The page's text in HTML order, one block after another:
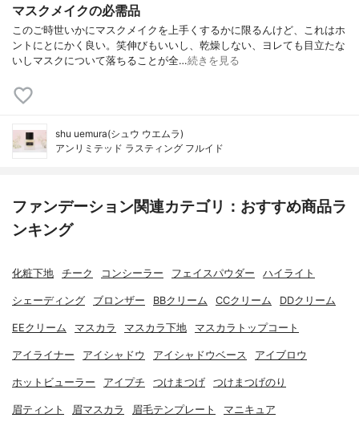
マスクメイクの必需品
このご時世いかにマスクメイクを上手くするかに限るんけど、これはホ
ントにとにかく良い。笑伸びもいいし、乾燥しない、ヨレても目立たな
いしマスクについて落ちることが全…続きを見る
shu uemura(シュウ ウエムラ)
アンリミテッド ラスティング フルイド
ファンデーション関連カテゴリ：おすすめ商品ラ
ンキング
化粧下地 チーク コンシーラー フェイスパウダー ハイライト
シェーディング ブロンザー BBクリーム CCクリーム DDクリーム
EEクリーム マスカラ マスカラ下地 マスカラトップコート
アイライナー アイシャドウ アイシャドウベース アイブロウ
ホットビューラー アイプチ つけまつげ つけまつげのり
眉ティント 眉マスカラ 眉毛テンプレート マニキュア